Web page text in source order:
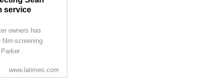
service
owners has
film-screening
.
www.latimes.com